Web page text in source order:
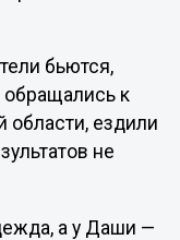
бьются,
обращались к
ездили
не
а у Даши —